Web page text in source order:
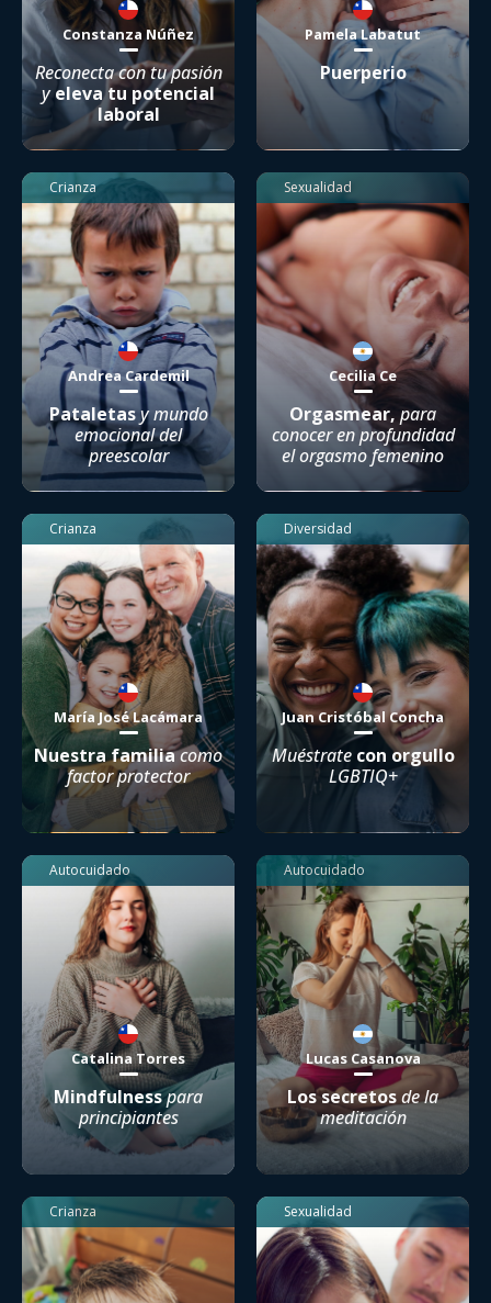
Constanza Núñez
Reconecta con tu pasión
yeleva tu potencial
laboral
Pamela Labatut
Puerperio
Crianza
Andrea Cardemil
Pataletasy mundo
emocional del
preescolar
Sexualidad
Cecilia Ce
Orgasmear, para
conocer en profundidad
el orgasmo femenino
Crianza
María José Lacámara
Nuestra familiacomo
factor protector
Diversidad
Juan Cristóbal Concha
Muéstrate con orgullo
LGBTIQ+
Autocuidado
Catalina Torres
Mindfulnesspara
principiantes
Autocuidado
Lucas Casanova
Los secretosde la
meditación
Crianza Sexualidad